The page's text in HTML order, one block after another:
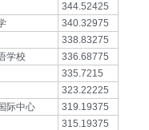
344.52425
340.32975
338.83275
学校
336.68775
335.7215
323.22225
际中心
319.19375
315.19375